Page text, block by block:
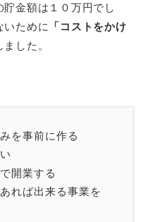
金額は１０万円でし
いために
「コストをかけ
した。
を事前に作る
開業する
れば出来る事業を